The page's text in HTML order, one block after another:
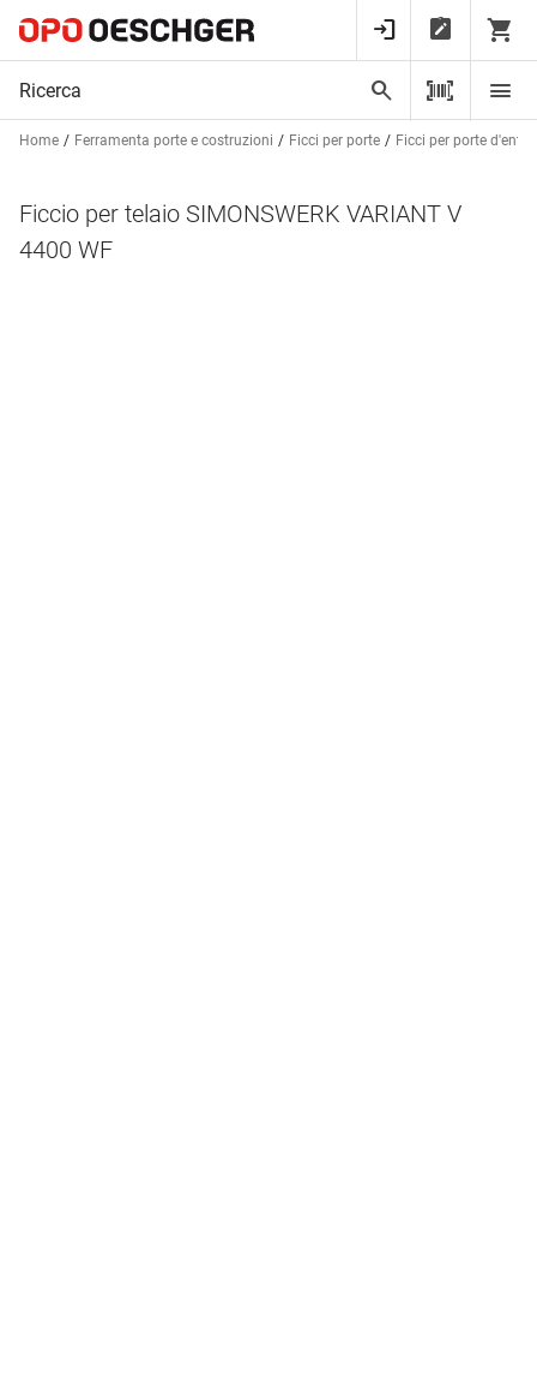
Home Ferramenta porte e costruzioni Ficci per porte Ficci per porte
Ficcio per telaio SIMONSWERK VARIANT V
4400 WF